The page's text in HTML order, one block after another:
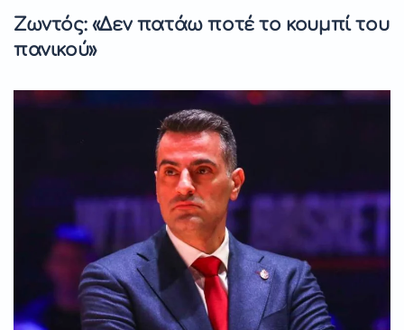
Ζωντός: «Δεν πατάω ποτέ το κουμπί του
πανικού»